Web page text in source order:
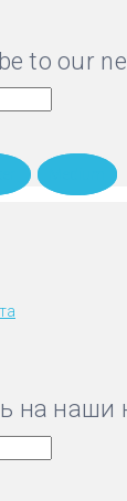
to our
на наши